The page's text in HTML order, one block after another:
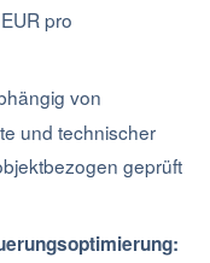
pro
von
und technischer
geprüft